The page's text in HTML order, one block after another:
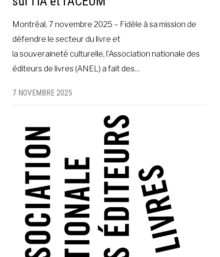
Montréal, 7 novembre 2025 – Fidèle à sa mission de
défendre le secteur du livre et
la souveraineté culturelle, l’Association nationale des
éditeurs de livres (ANEL) a fait des…
7 NOVEMBRE 2025